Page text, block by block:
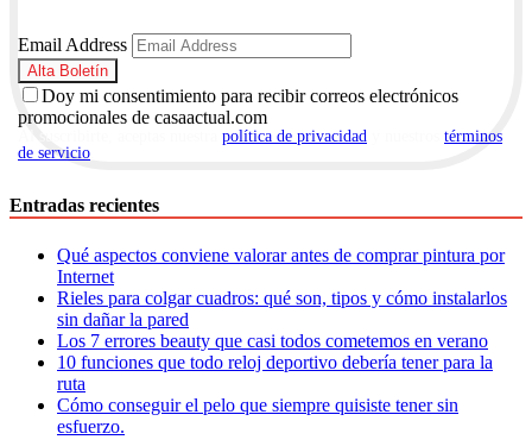
Email Address
Doy mi consentimiento para recibir correos electrónicos
promocionales de casaactual.com
política de privacidad
términos
de servicio
Entradas recientes
Qué aspectos conviene valorar antes de comprar pintura por
Internet
Rieles para colgar cuadros: qué son, tipos y cómo instalarlos
sin dañar la pared
Los 7 errores beauty que casi todos cometemos en verano
10 funciones que todo reloj deportivo debería tener para la
ruta
Cómo conseguir el pelo que siempre quisiste tener sin
esfuerzo.